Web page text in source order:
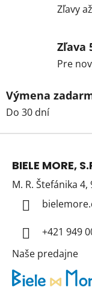
Zľavy
Zľava
Pre
Výmena
Do 30 dní
Z
BIELE MORE,
M. R. Štefánika
+421 949
Naše predajne